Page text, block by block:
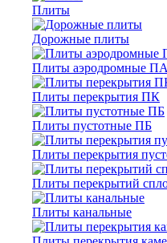
Плиты
Дорожные плиты
Плиты аэродромные
Плиты перекрытия ПК
Плиты пустотные ПБ
Плиты перекрытия
Плиты перекрытий
Плиты канальные